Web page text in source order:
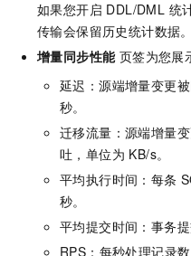
如果您开启 DDL/DML 统
传输会保留历史统计数据。
增量同步性能页签为您展
延迟：源端增量变更
秒。
迁移流量：源端增量
吐，单位为 KB/s。
平均执行时间：每条
秒。
平均提交时间：事务
RPS：每秒处理记录数